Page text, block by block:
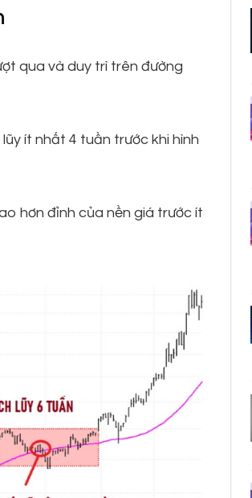
qua và duy trì trên đường
ít nhất 4 tuần trước khi hình
hơn đỉnh của nền giá trước ít